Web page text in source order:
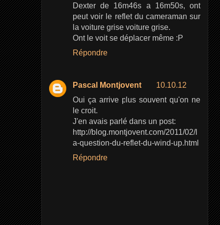
Dexter de 16m46s a 16m50s, ont
peut voir le reflet du cameraman sur
la voiture grise voiture grise.
Ont le voit se déplacer même :P
Répondre
Pascal Montjovent
10.10.12
Oui ça arrive plus souvent qu'on ne
le croit.
J'en avais parlé dans un post:
http://blog.montjovent.com/2011/02/l
a-question-du-reflet-du-wind-up.html
Répondre